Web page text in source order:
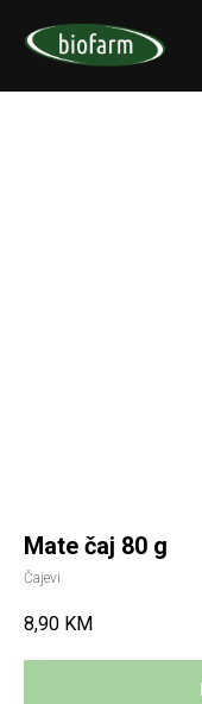
Mate čaj 80 g
Čajevi
8,90 KM